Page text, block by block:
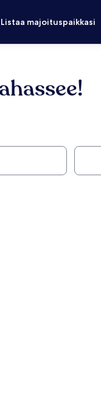
Listaa majoituspaikkasi